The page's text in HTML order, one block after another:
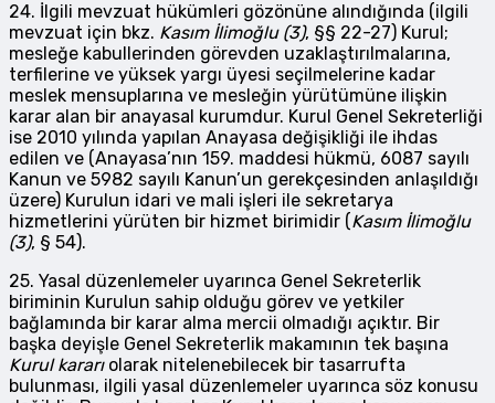
24. İlgili mevzuat hükümleri gözönüne alındığında (ilgili
mevzuat için bkz. Kasım İlimoğlu (3), §§ 22-27) Kurul;
mesleğe kabullerinden görevden uzaklaştırılmalarına,
terfilerine ve yüksek yargı üyesi seçilmelerine kadar
meslek mensuplarına ve mesleğin yürütümüne ilişkin
karar alan bir anayasal kurumdur. Kurul Genel Sekreterliği
ise 2010 yılında yapılan Anayasa değişikliği ile ihdas
edilen ve (Anayasa’nın 159. maddesi hükmü, 6087 sayılı
Kanun ve 5982 sayılı Kanun’un gerekçesinden anlaşıldığı
üzere) Kurulun idari ve mali işleri ile sekretarya
hizmetlerini yürüten bir hizmet birimidir (Kasım İlimoğlu
(3), § 54).
25. Yasal düzenlemeler uyarınca Genel Sekreterlik
biriminin Kurulun sahip olduğu görev ve yetkiler
bağlamında bir karar alma mercii olmadığı açıktır. Bir
başka deyişle Genel Sekreterlik makamının tek başına
Kurul kararı olarak nitelenebilecek bir tasarrufta
bulunması, ilgili yasal düzenlemeler uyarınca söz konusu